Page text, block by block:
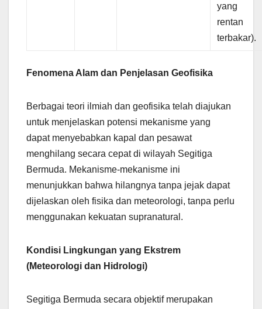
yang
rentan
terbakar).
Fenomena Alam dan Penjelasan Geofisika
Berbagai teori ilmiah dan geofisika telah diajukan
untuk menjelaskan potensi mekanisme yang
dapat menyebabkan kapal dan pesawat
menghilang secara cepat di wilayah Segitiga
Bermuda. Mekanisme-mekanisme ini
menunjukkan bahwa hilangnya tanpa jejak dapat
dijelaskan oleh fisika dan meteorologi, tanpa perlu
menggunakan kekuatan supranatural.
Kondisi Lingkungan yang Ekstrem
(Meteorologi dan Hidrologi)
Segitiga Bermuda secara objektif merupakan